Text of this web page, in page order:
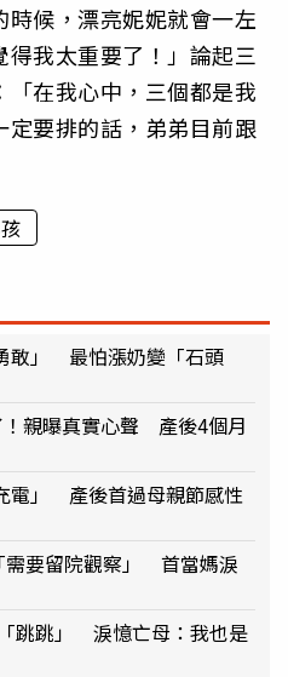
候，漂亮妮妮就會一左
我太重要了！」論起三
在我心中，三個都是我
要排的話，弟弟目前跟
敢」 最怕漲奶變「石頭
！親曝真實心聲 產後4個月
電」 產後首過母親節感性
需要留院觀察」 首當媽淚
跳跳」 淚憶亡母：我也是